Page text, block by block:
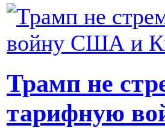
Трамп не
тарифную